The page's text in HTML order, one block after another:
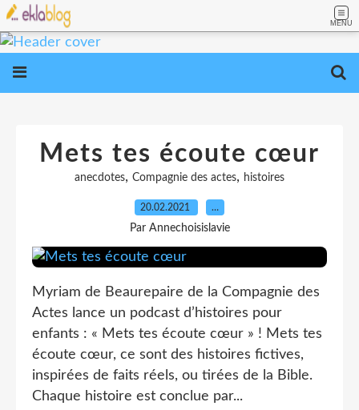
MENU
Mets tes écoute cœur
anecdotes, Compagnie des actes, histoires
20.02.2021 …
Par Annechoisislavie
Myriam de Beaurepaire de la Compagnie des
Actes lance un podcast d’histoires pour
enfants : « Mets tes écoute cœur » ! Mets tes
écoute cœur, ce sont des histoires fictives,
inspirées de faits réels, ou tirées de la Bible.
Chaque histoire est conclue par...